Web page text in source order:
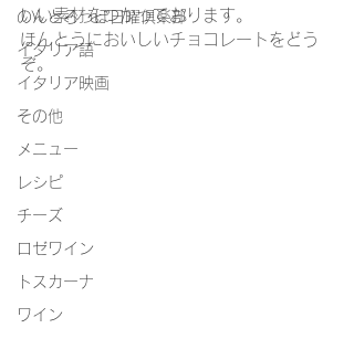
のんとろっぽ日曜俱楽部
イタリア語
イタリア映画
その他
メニュー
レシピ
チーズ
ロゼワイン
トスカーナ
ワイン
いい素材をつかっております。
ほんとうにおいしいチョコレートをどう
ぞ。